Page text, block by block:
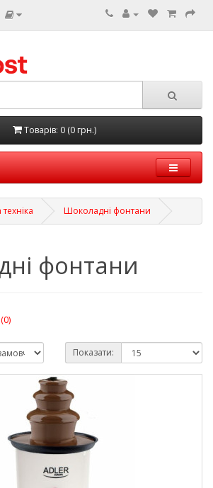
Товарів: 0 (0 грн.)
Шоколадні фонтани
фонтани
Показати: